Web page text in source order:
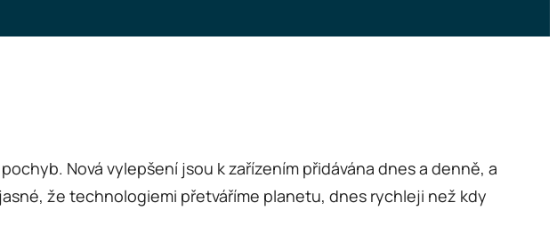
Nová vylepšení jsou k zařízením přidávána dnes a denně, a
že technologiemi přetváříme planetu, dnes rychleji než kdy